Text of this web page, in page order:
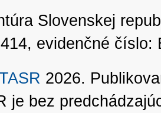
Slovenskej
evidenčné číslo:
2026.
je bez